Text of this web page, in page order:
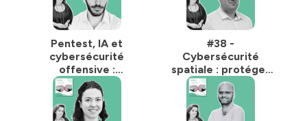
Pentest, IA et
cybersécurité
offensive :
comment
démocratiser
l’audit de sécurité ?
#38 -
Cybersécurité
spatiale : protéger
l’espace à l’ère du
numérique et de l’IA
- Avec Yohann